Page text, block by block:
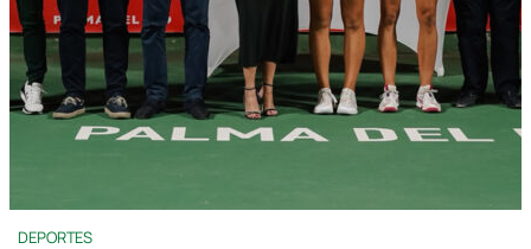
DEPORTES